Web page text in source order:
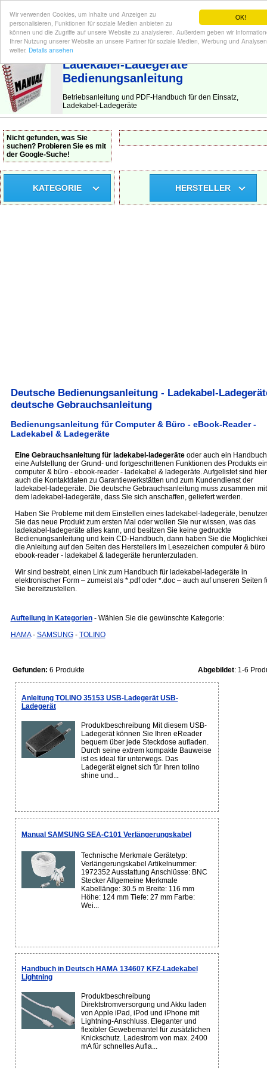
OK!
Wir verwenden Cookies, um Inhalte und Anzeigen zu
personalisieren, Funktionen für soziale Medien anbieten zu
können und die Zugriffe auf unsere Website zu analysieren. Außerdem geben wir
Ihrer Nutzung unserer Website an unsere Partner für soziale Medien, Werbung und Analysen
weiter. Details ansehen
BEDIENUNGSANLEITUNG | Hier finden Sie die deutsche Anleitung!
Ladekabel-Ladegeräte
Bedienungsanleitung
Betriebsanleitung und PDF-Handbuch für den Einsatz,
Ladekabel-Ladegeräte
Nicht gefunden, was Sie
suchen? Probieren Sie es mit
der Google-Suche!
KATEGORIE HERSTELLER
Deutsche Bedienungsanleitung - Ladekabel-
deutsche Gebrauchsanleitung
Bedienungsanleitung für Computer & Büro - eBook-Reader -
Ladekabel & Ladegeräte
Eine Gebrauchsanleitung für ladekabel-ladegeräteoder auch ein
eine Aufstellung der Grund- und fortgeschrittenen Funktionen des Produkts
computer & büro - ebook-reader - ladekabel & ladegeräte. Aufgelistet sind hier
auch die Kontaktdaten zu Garantiewerkstätten und zum Kundendienst der
ladekabel-ladegeräte. Die deutsche Gebrauchsanleitung muss zusammen mit
dem ladekabel-ladegeräte, dass Sie sich anschaffen, geliefert werden.
Haben Sie Probleme mit dem Einstellen eines ladekabel-ladegeräte,
Sie das neue Produkt zum ersten Mal oder wollen Sie nur wissen, was das
ladekabel-ladegeräte alles kann, und besitzen Sie keine gedruckte
Bedienungsanleitung und kein CD-Handbuch, dann haben Sie die
die Anleitung auf den Seiten des Herstellers im Lesezeichen computer & büro
ebook-reader - ladekabel & ladegeräte herunterzuladen.
Wir sind bestrebt, einen Link zum Handbuch für ladekabel-ladegeräte in
elektronischer Form – zumeist als *.pdf oder *.doc – auch auf unseren Seiten
Sie bereitzustellen.
Aufteilung in Kategorien - Wählen Sie die gewünschte Kategorie:
HAMA- SAMSUNG- TOLINO
Gefunden: 6 Produkte Abgebildet: 1-6
Anleitung TOLINO 35153 USB-Ladegerät USB-
Ladegerät
Produktbeschreibung Mit diesem USB-
Ladegerät können Sie Ihren eReader
bequem über jede Steckdose aufladen.
Durch seine extrem kompakte Bauweise
ist es ideal für unterwegs. Das
Ladegerät eignet sich für Ihren tolino
shine und...
Manual SAMSUNG SEA-C101 Verlängerungskabel
Technische Merkmale Gerätetyp:
Verlängerungskabel Artikelnummer:
1972352 Ausstattung Anschlüsse: BNC
Stecker Allgemeine Merkmale
Kabellänge: 30.5 m Breite: 116 mm
Höhe: 124 mm Tiefe: 27 mm Farbe:
Wei...
Handbuch in Deutsch HAMA 134607 KFZ-Ladekabel
Lightning
Produktbeschreibung
Direktstromversorgung und Akku laden
von Apple iPad, iPod und iPhone mit
Lightning-Anschluss. Eleganter und
flexibler Gewebemantel für zusätzlichen
Knickschutz. Ladestrom von max. 2400
mA für schnelles Aufla...